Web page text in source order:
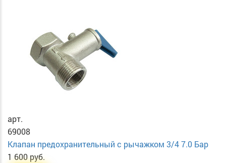
арт.
69008
Клапан предохранительный с рычажком 3/4 7.0 Бар
1 600 руб.